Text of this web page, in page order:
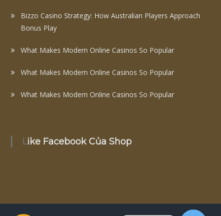
Bizzo Casino Strategy: How Australian Players Approach
Bonus Play
What Makes Modern Online Casinos So Popular
What Makes Modern Online Casinos So Popular
What Makes Modern Online Casinos So Popular
Like Facebook Của Shop